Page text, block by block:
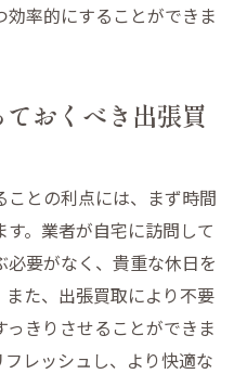
暮らしに与える利便性
がもたらす具体的な便
暮らしの快適さ
生活の手間を減らす理
府町での生活改善の事
率的にすることができま
おくべき出張買
との利点には、まず時間
。業者が自宅に訪問して
要がなく、貴重な休日を
た、出張買取により不要
きりさせることができま
レッシュし、より快適な